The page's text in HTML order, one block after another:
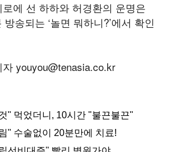
에 선 하하와 허경환의 운명은
송되는 ‘놀면 뭐하니?’에서 확인
youyou@tenasia.co.kr